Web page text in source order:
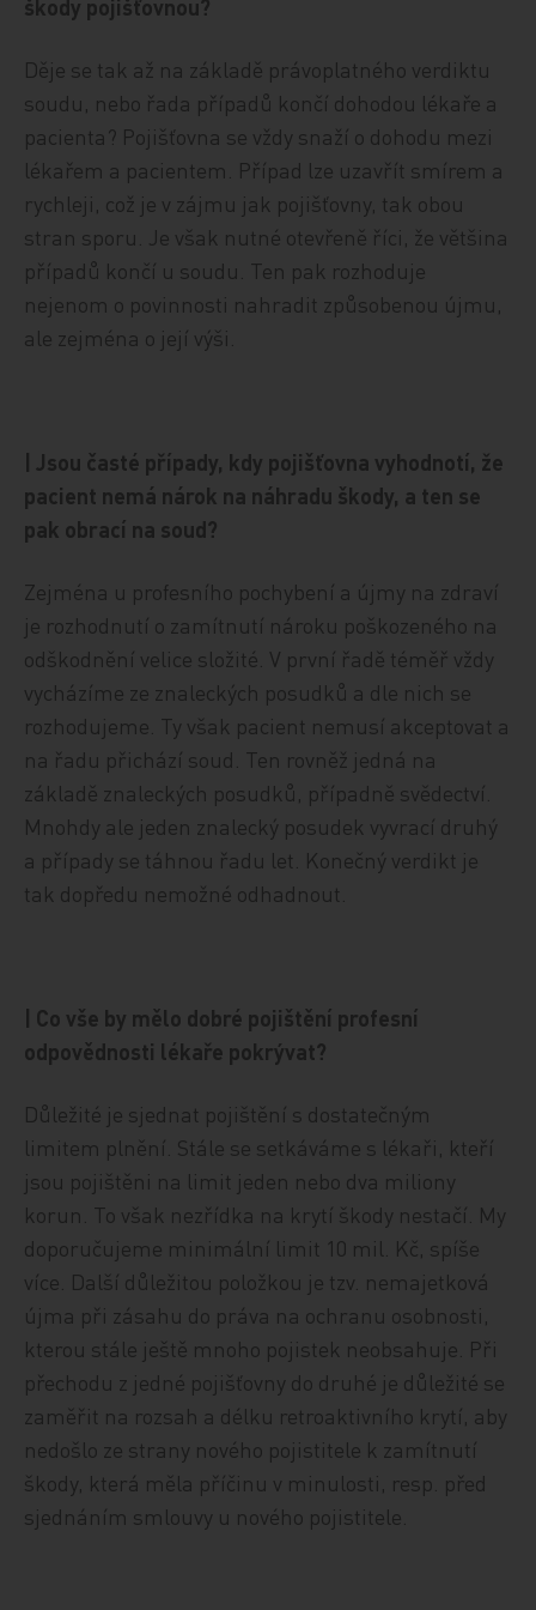
škody pojišťovnou?
Děje se tak až na základě právoplatného verdiktu
soudu, nebo řada případů končí dohodou lékaře a
pacienta? Pojišťovna se vždy snaží o dohodu mezi
lékařem a pacientem. Případ lze uzavřít smírem a
rychleji, což je v zájmu jak pojišťovny, tak obou
stran sporu. Je však nutné otevřeně říci, že většina
případů končí u soudu. Ten pak rozhoduje
nejenom o povinnosti nahradit způsobenou újmu,
ale zejména o její výši.
| Jsou časté případy, kdy pojišťovna vyhodnotí, že
pacient nemá nárok na náhradu škody, a ten se
pak obrací na soud?
Zejména u profesního pochybení a újmy na zdraví
je rozhodnutí o zamítnutí nároku poškozeného na
odškodnění velice složité. V první řadě téměř vždy
vycházíme ze znaleckých posudků a dle nich se
rozhodujeme. Ty však pacient nemusí akceptovat a
na řadu přichází soud. Ten rovněž jedná na
základě znaleckých posudků, případně svědectví.
Mnohdy ale jeden znalecký posudek vyvrací druhý
a případy se táhnou řadu let. Konečný verdikt je
tak dopředu nemožné odhadnout.
| Co vše by mělo dobré pojištění profesní
odpovědnosti lékaře pokrývat?
Důležité je sjednat pojištění s dostatečným
limitem plnění. Stále se setkáváme s lékaři, kteří
jsou pojištěni na limit jeden nebo dva miliony
korun. To však nezřídka na krytí škody nestačí. My
doporučujeme minimální limit 10 mil. Kč, spíše
více. Další důležitou položkou je tzv. nemajetková
újma při zásahu do práva na ochranu osobnosti,
kterou stále ještě mnoho pojistek neobsahuje. Při
přechodu z jedné pojišťovny do druhé je důležité se
zaměřit na rozsah a délku retroaktivního krytí, aby
nedošlo ze strany nového pojistitele k zamítnutí
škody, která měla příčinu v minulosti, resp. před
sjednáním smlouvy u nového pojistitele.